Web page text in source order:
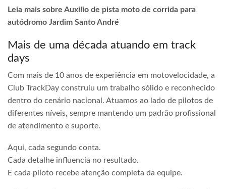
Leia mais sobre Auxilio de pista moto de corrida para
autódromo Jardim Santo André
Mais de uma década atuando em track
days
Com mais de 10 anos de experiência em motovelocidade, a
Club TrackDay construiu um trabalho sólido e reconhecido
dentro do cenário nacional. Atuamos ao lado de pilotos de
diferentes níveis, sempre mantendo um padrão profissional
de atendimento e suporte.
Aqui, cada segundo conta.
Cada detalhe influencia no resultado.
E cada piloto recebe atenção completa da equipe.